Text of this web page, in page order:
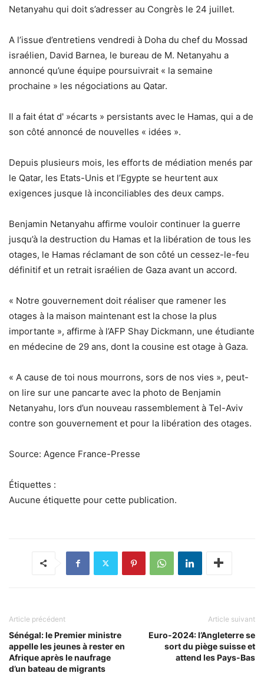
Netanyahu qui doit s’adresser au Congrès le 24 juillet.
A l’issue d’entretiens vendredi à Doha du chef du Mossad
israélien, David Barnea, le bureau de M. Netanyahu a
annoncé qu’une équipe poursuivrait « la semaine
prochaine » les négociations au Qatar.
Il a fait état d' »écarts » persistants avec le Hamas, qui a de
son côté annoncé de nouvelles « idées ».
Depuis plusieurs mois, les efforts de médiation menés par
le Qatar, les Etats-Unis et l’Egypte se heurtent aux
exigences jusque là inconciliables des deux camps.
Benjamin Netanyahu affirme vouloir continuer la guerre
jusqu’à la destruction du Hamas et la libération de tous les
otages, le Hamas réclamant de son côté un cessez-le-feu
définitif et un retrait israélien de Gaza avant un accord.
« Notre gouvernement doit réaliser que ramener les
otages à la maison maintenant est la chose la plus
importante », affirme à l’AFP Shay Dickmann, une étudiante
en médecine de 29 ans, dont la cousine est otage à Gaza.
« A cause de toi nous mourrons, sors de nos vies », peut-
on lire sur une pancarte avec la photo de Benjamin
Netanyahu, lors d’un nouveau rassemblement à Tel-Aviv
contre son gouvernement et pour la libération des otages.
Source: Agence France-Presse
Étiquettes :
Aucune étiquette pour cette publication.
Article précédent
Sénégal: le Premier ministre
appelle les jeunes à rester en
Afrique après le naufrage
d’un bateau de migrants
Article suivant
Euro-2024: l’Angleterre se
sort du piège suisse et
attend les Pays-Bas